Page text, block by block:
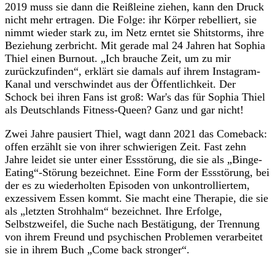
2019 muss sie dann die Reißleine ziehen, kann den Druck
nicht mehr ertragen. Die Folge: ihr Körper rebelliert, sie
nimmt wieder stark zu, im Netz erntet sie Shitstorms, ihre
Beziehung zerbricht. Mit gerade mal 24 Jahren hat Sophia
Thiel einen Burnout. „Ich brauche Zeit, um zu mir
zurückzufinden“, erklärt sie damals auf ihrem Instagram-
Kanal und verschwindet aus der Öffentlichkeit. Der
Schock bei ihren Fans ist groß: War's das für Sophia Thiel
als Deutschlands Fitness-Queen? Ganz und gar nicht!
Zwei Jahre pausiert Thiel, wagt dann 2021 das Comeback:
offen erzählt sie von ihrer schwierigen Zeit. Fast zehn
Jahre leidet sie unter einer Essstörung, die sie als „Binge-
Eating“-Störung bezeichnet. Eine Form der Essstörung, bei
der es zu wiederholten Episoden von unkontrolliertem,
exzessivem Essen kommt. Sie macht eine Therapie, die sie
als „letzten Strohhalm“ bezeichnet. Ihre Erfolge,
Selbstzweifel, die Suche nach Bestätigung, der Trennung
von ihrem Freund und psychischen Problemen verarbeitet
sie in ihrem Buch „Come back stronger“.